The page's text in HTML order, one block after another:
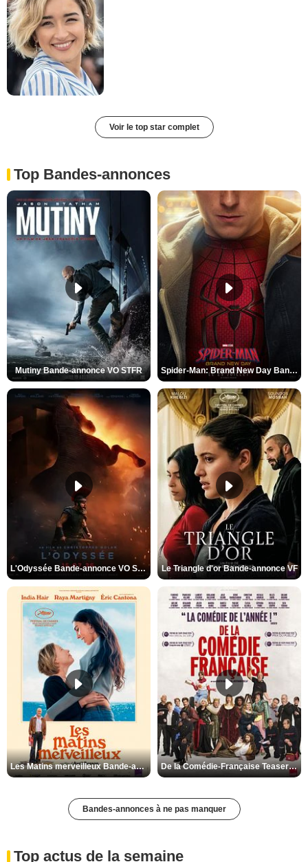
Voir le top star complet
Top Bandes-annonces
Mutiny Bande-annonce VO STFR Spider-Man: Brand New Day Bande-annonce VO STFR
L'Odyssée Bande-annonce VO STFR Le Triangle d'or Bande-annonce VF
Les Matins merveilleux Bande-annonce VF De la Comédie-Française Teaser VF
Bandes-annonces à ne pas manquer
Top actus de la semaine